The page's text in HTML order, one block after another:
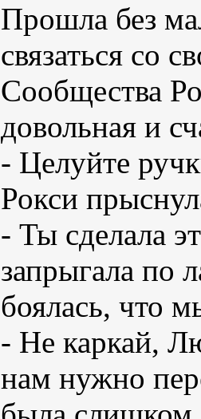
Прошла без
связаться со
Сообщества
довольная и
- Целуйте
Рокси
- Ты сделала
запрыгала по
боялась, что
- Не каркай,
нам нужно